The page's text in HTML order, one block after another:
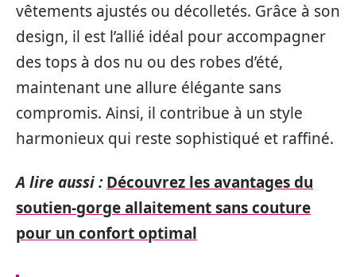
vêtements ajustés ou décolletés. Grâce à son
design, il est l’allié idéal pour accompagner
des tops à dos nu ou des robes d’été,
maintenant une allure élégante sans
compromis. Ainsi, il contribue à un style
harmonieux qui reste sophistiqué et raffiné.
A lire aussi : Découvrez les avantages du
soutien-gorge allaitement sans couture
pour un confort optimal